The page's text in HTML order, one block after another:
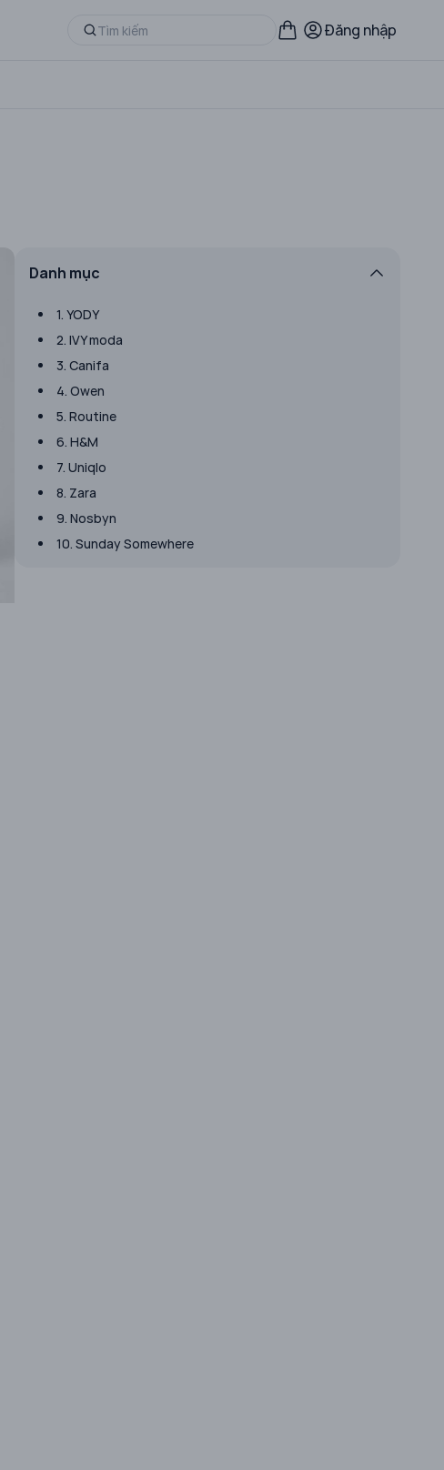
Đăng nhập
Danh mục
1. YODY
2. IVY moda
3. Canifa
4. Owen
5. Routine
6. H&M
7. Uniqlo
8. Zara
9. Nosbyn
10. Sunday Somewhere